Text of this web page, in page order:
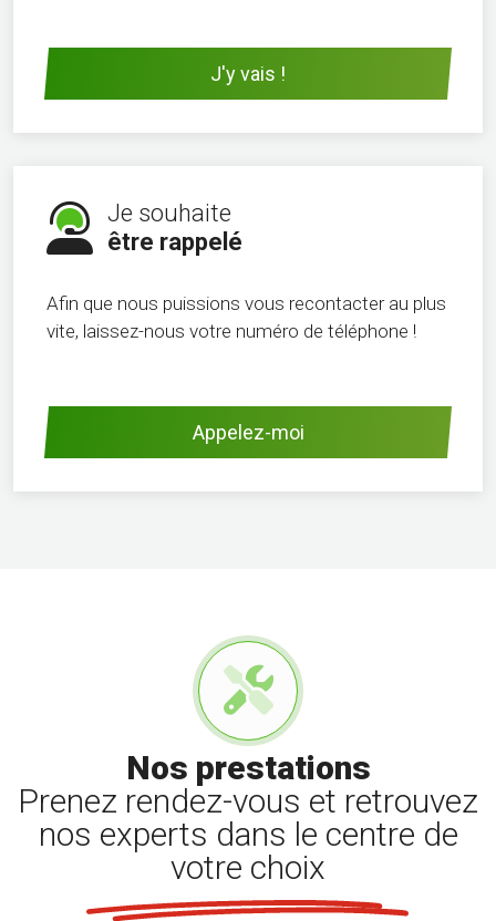
J'y vais !
Je souhaite
être rappelé
Afin que nous puissions vous recontacter au plus
vite, laissez-nous votre numéro de téléphone !
Appelez-moi
Nos prestations
Prenez rendez-vous et retrouvez
nos experts dans le centre de
votre choix